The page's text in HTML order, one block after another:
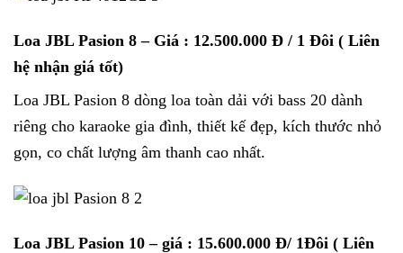
Loa JBL Pasion 8 – Giá : 12.500.000 Đ / 1 Đôi ( Liên
hệ nhận giá tốt)
Loa JBL Pasion 8 dòng loa toàn dải với bass 20 dành
riêng cho karaoke gia đình, thiết kế đẹp, kích thước nhỏ
gọn, co chất lượng âm thanh cao nhất.
Loa JBL Pasion 10 – giá : 15.600.000 Đ/ 1Đôi ( Liên